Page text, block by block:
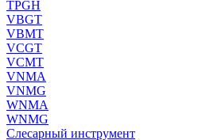
TPGH
VBGT
VBMT
VCGT
VCMT
VNMA
VNMG
WNMA
WNMG
Слесарный инструмент